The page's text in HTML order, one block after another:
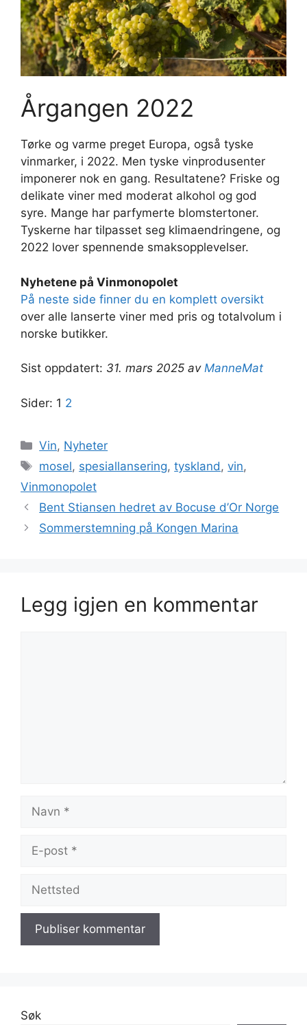
Årgangen 2022
Tørke og varme preget Europa, også tyske
vinmarker, i 2022. Men tyske vinprodusenter
imponerer nok en gang. Resultatene? Friske og
delikate viner med moderat alkohol og god
syre. Mange har parfymerte blomstertoner.
Tyskerne har tilpasset seg klimaendringene, og
2022 lover spennende smaksopplevelser.
Nyhetene på Vinmonopolet
På neste side finner du en komplett oversikt
over alle lanserte viner med pris og totalvolum i
norske butikker.
Sist oppdatert: 31. mars 2025 av ManneMat
Sider: 1 2
Kategorier
Vin, Nyheter
Stikkord
mosel, spesiallansering,tyskland ,vin,
Vinmonopolet
Bent Stiansen hedret av Bocuse d’Or Norge
Sommerstemning på Kongen Marina
Legg igjen en kommentar
post
Søk